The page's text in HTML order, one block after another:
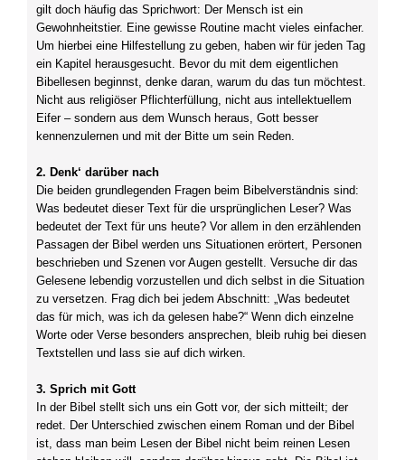
gilt doch häufig das Sprichwort: Der Mensch ist ein
Gewohnheitstier. Eine gewisse Routine macht vieles einfacher.
Um hierbei eine Hilfestellung zu geben, haben wir für jeden Tag
ein Kapitel herausgesucht. Bevor du mit dem eigentlichen
Bibellesen beginnst, denke daran, warum du das tun möchtest.
Nicht aus religiöser Pflichterfüllung, nicht aus intellektuellem
Eifer – sondern aus dem Wunsch heraus, Gott besser
kennenzulernen und mit der Bitte um sein Reden.
2. Denk‘ darüber nach
Die beiden grundlegenden Fragen beim Bibelverständnis sind:
Was bedeutet dieser Text für die ursprünglichen Leser? Was
bedeutet der Text für uns heute? Vor allem in den erzählenden
Passagen der Bibel werden uns Situationen erörtert, Personen
beschrieben und Szenen vor Augen gestellt. Versuche dir das
Gelesene lebendig vorzustellen und dich selbst in die Situation
zu versetzen. Frag dich bei jedem Abschnitt: „Was bedeutet
das für mich, was ich da gelesen habe?“ Wenn dich einzelne
Worte oder Verse besonders ansprechen, bleib ruhig bei diesen
Textstellen und lass sie auf dich wirken.
3. Sprich mit Gott
In der Bibel stellt sich uns ein Gott vor, der sich mitteilt; der
redet. Der Unterschied zwischen einem Roman und der Bibel
ist, dass man beim Lesen der Bibel nicht beim reinen Lesen